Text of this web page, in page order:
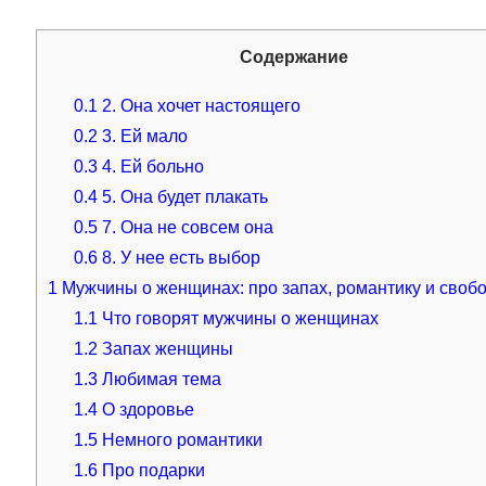
Содержание
0.1 2. Она хочет настоящего
0.2 3. Ей мало
0.3 4. Ей больно
0.4 5. Она будет плакать
0.5 7. Она не совсем она
0.6 8. У нее есть выбор
1 Мужчины о женщинах: про запах, романтику и
1.1 Что говорят мужчины о женщинах
1.2 Запах женщины
1.3 Любимая тема
1.4 О здоровье
1.5 Немного романтики
1.6 Про подарки